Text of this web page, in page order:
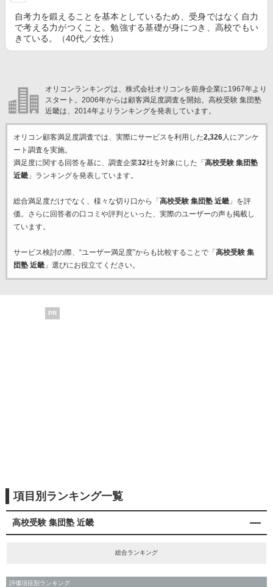
自考力を鍛えることを基本としているため、受身ではなく自力
で考える力がつくこと。勉強する基礎が身につき、高校でもい
きている。（40代／女性）
オリコンランキングは、株式会社オリコンを前身企業に1967年より
スタート。2006年からは顧客満足度調査を開始。高校受験 集団塾
近畿は、2014年よりランキングを発表しています。
オリコン顧客満足度調査では、実際にサービスを利用した2,326人にアンケ
ート調査を実施。
満足度に関する回答を基に、調査企業32社を対象にした「 高校受験 集団塾
近畿」ランキングを発表しています。
総合満足度だけでなく、様々な切り口から「 高校受験 集団塾 近畿」を評
価。さらに回答者の口コミや評判といった、実際のユーザーの声も掲載し
ています。
サービス検討の際、“ユーザー満足度”からも比較することで「 高校受験 集
団塾 近畿」選びにお役立てください。
PR
項目別ランキング一覧
高校受験 集団塾 近畿
総合ランキング
評価項目別ランキング